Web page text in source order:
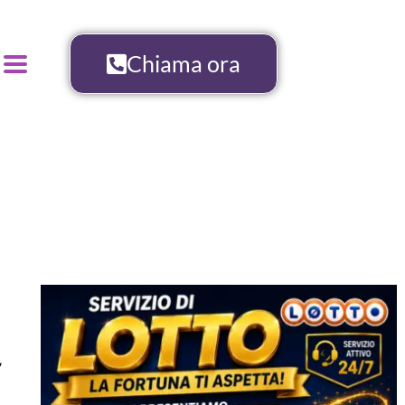
Chiama ora